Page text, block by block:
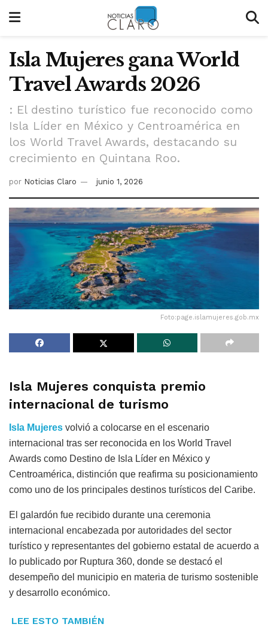
Isla Mujeres gana World
Travel Awards 2026
: El destino turístico fue reconocido como
Isla Líder en México y Centroamérica en
los World Travel Awards, destacando su
crecimiento en Quintana Roo.
por Noticias Claro junio 1, 2026
Foto:page.islamujeres.gob.mx
Isla Mujeres conquista premio
internacional de turismo
Isla Mujeres volvió a colocarse en el escenario
internacional tras ser reconocida en los World Travel
Awards como Destino de Isla Líder en México y
Centroamérica, distinción que reafirma su posicionamiento
como uno de los principales destinos turísticos del Caribe.
El galardón fue recibido durante una ceremonia
internacional encabezada por autoridades del sector
turístico y representantes del gobierno estatal de acuerdo a
lo publicado por Ruptura 360, donde se destacó el
desempeño del municipio en materia de turismo sostenible
y desarrollo económico.
LEE ESTO TAMBIÉN